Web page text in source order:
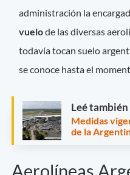
administración la
vuelode las diversas
todavía tocan suelo
se conoce hasta el
Leé también
Medidas
de la
Aerolíneas